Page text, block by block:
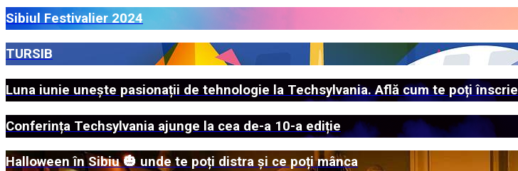
Sibiul Festivalier 2024
TURSIB
Luna iunie unește pasionații de tehnologie la Techsylvania. Află cum te poți înscrie
Conferința Techsylvania ajunge la cea de-a 10-a ediție
Halloween în Sibiu 🎃 unde te poți distra și ce poți mânca